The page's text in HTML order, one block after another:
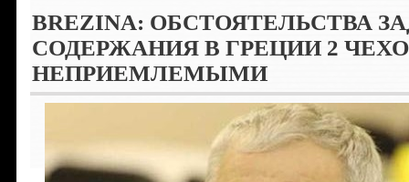
BREZINA: ОБСТОЯТЕЛЬСТВА
СОДЕРЖАНИЯ В ГРЕЦИИ 2
НЕПРИЕМЛЕМЫМИ